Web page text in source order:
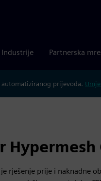
Industrije Partnerska
automatiziranog prijevoda.
Hypermesh
rješenje prije i naknadne